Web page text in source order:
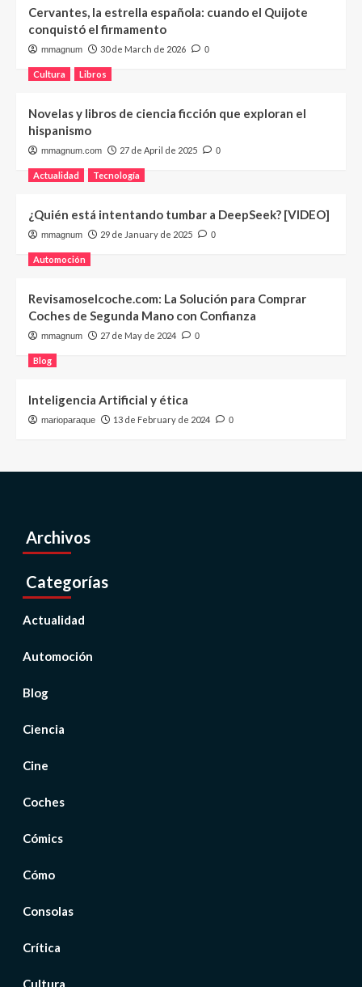
Cervantes, la estrella española: cuando el Quijote
conquistó el firmamento
mmagnum 30 de March de 2026 0
Cultura Libros
Novelas y libros de ciencia ficción que exploran el
hispanismo
mmagnum.com 27 de April de 2025 0
Actualidad Tecnología
¿Quién está intentando tumbar a DeepSeek? [VIDEO]
mmagnum 29 de January de 2025 0
Automoción
Revisamoselcoche.com: La Solución para Comprar
Coches de Segunda Mano con Confianza
mmagnum 27 de May de 2024 0
Blog
Inteligencia Artificial y ética
marioparaque 13 de February de 2024 0
Archivos
Categorías
Actualidad
Automoción
Blog
Ciencia
Cine
Coches
Cómics
Cómo
Consolas
Crítica
Cultura